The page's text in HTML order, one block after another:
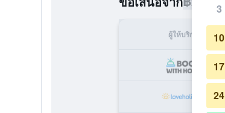
ผู้ให้บริการ
3
10
17
24